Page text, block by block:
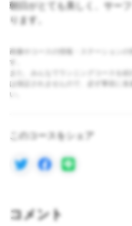
朝日がとても美しく、サー
ります。
画像やコースの情報・ステーションの
す。
また、みんなでランニングコースを
は保証されませんので、必ず事前に各
い。
このコースをシェア
コメント